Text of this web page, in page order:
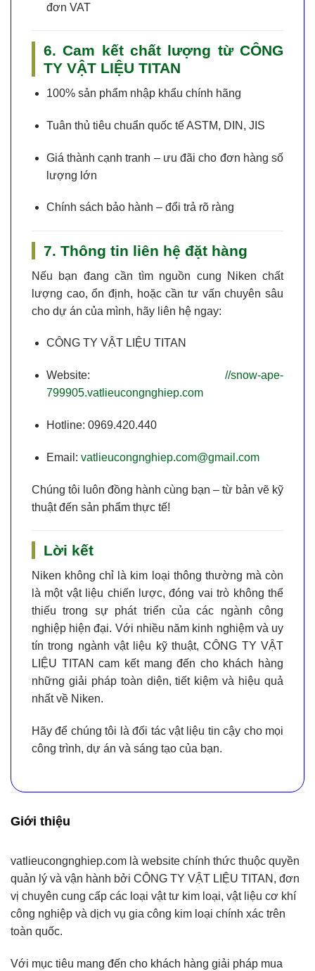
đơn VAT
6. Cam kết chất lượng từ CÔNG
TY VẬT LIỆU TITAN
100% sản phẩm nhập khẩu chính hãng
Tuân thủ tiêu chuẩn quốc tế ASTM, DIN, JIS
Giá thành cạnh tranh – ưu đãi cho đơn hàng số
lượng lớn
Chính sách bảo hành – đổi trả rõ ràng
7. Thông tin liên hệ đặt hàng
Nếu bạn đang cần tìm nguồn cung Niken chất
lượng cao, ổn định, hoặc cần tư vấn chuyên sâu
cho dự án của mình, hãy liên hệ ngay:
CÔNG TY VẬT LIỆU TITAN
Website:
//snow-ape-
799905.vatlieucongnghiep.com
Hotline: 0969.420.440
Email: vatlieucongnghiep.com@gmail.com
Chúng tôi luôn đồng hành cùng bạn – từ bản vẽ kỹ
thuật đến sản phẩm thực tế!
Lời kết
Niken không chỉ là kim loại thông thường mà còn
là một vật liệu chiến lược, đóng vai trò không thể
thiếu trong sự phát triển của các ngành công
nghiệp hiện đại. Với nhiều năm kinh nghiệm và uy
tín trong ngành vật liệu kỹ thuật,CÔNG TY VẬT
LIỆU TITAN cam kết mang đến cho khách hàng
những giải pháp toàn diện, tiết kiệm và hiệu quả
nhất về Niken.
Hãy để chúng tôi làđối tác vật liệu tin cậy cho mọi
công trình, dự án và sáng tạo của bạn.
Giới thiệu
vatlieucongnghiep.com là website chính thức thuộc quyền
quản lý và vận hành bởi CÔNG TY VẬT LIỆU TITAN , đơn
vị chuyên cung cấp các loại vật tư kim loại, vật liệu cơ khí
công nghiệp và dịch vụ gia công kim loại chính xác trên
toàn quốc.
Với mục tiêu mang đến cho khách hàng giải pháp mua